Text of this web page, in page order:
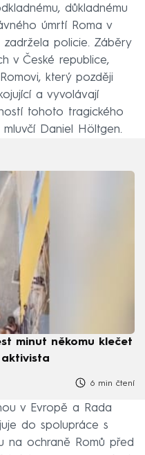
důkladnému
úmrtí Roma v
policie. Záběry
v České republice,
který později
a vyvolávají
tohoto tragického
mluvčí Daniel Höltgen.
minut někomu klečet
6 min čtení
v Evropě a Rada
do spolupráce s
na ochraně Romů před